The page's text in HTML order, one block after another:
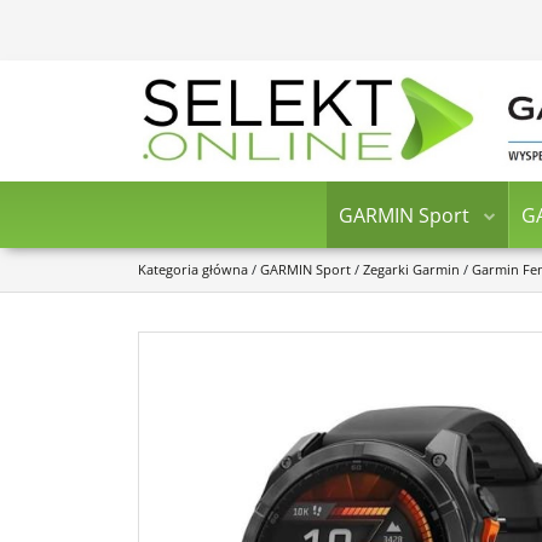
GARMIN Sport
Kategoria główna / GARMIN Sport / Zegarki Garmin / Garmin